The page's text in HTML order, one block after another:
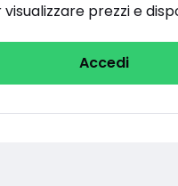
prezzi e
Accedi